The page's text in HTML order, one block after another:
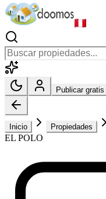
Publicar gratis
Inicio Propiedades
EL POLO